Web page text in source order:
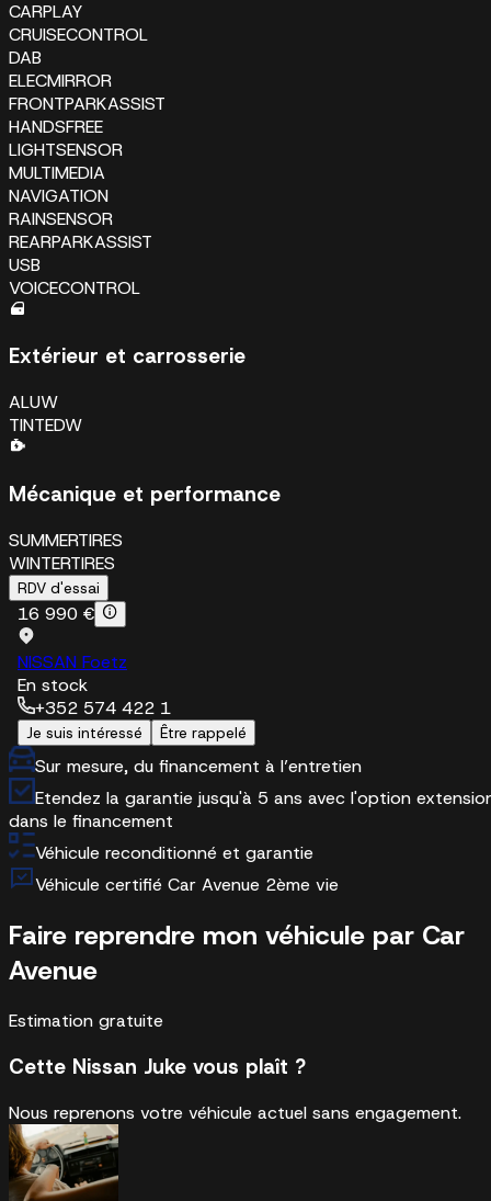
CARPLAY
CRUISECONTROL
DAB
ELECMIRROR
FRONTPARKASSIST
HANDSFREE
LIGHTSENSOR
MULTIMEDIA
NAVIGATION
RAINSENSOR
REARPARKASSIST
USB
VOICECONTROL
Extérieur et carrosserie
ALUW
TINTEDW
Mécanique et performance
SUMMERTIRES
WINTERTIRES
RDV d'essai
16 990 €
NISSAN Foetz
En stock
+352 574 422 1
Je suis intéressé Être rappelé
Sur mesure, du financement à l’entretien
Etendez la garantie jusqu'à 5 ans avec l'option
dans le financement
Véhicule reconditionné et garantie
Véhicule certifié Car Avenue 2ème vie
Faire reprendre mon véhicule par Car
Avenue
Estimation gratuite
Cette Nissan Juke vous plaît ?
Nous reprenons votre véhicule actuel sans engagement.